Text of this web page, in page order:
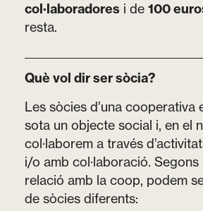
col·laboradoresi de 100
resta.
Què vol dir ser sòcia?
Les sòcies d’una cooperativa
sota un objecte social i, en el
col·laborem a través
i/o amb col·laboració.
relació amb la coop, podem
de sòcies diferents: